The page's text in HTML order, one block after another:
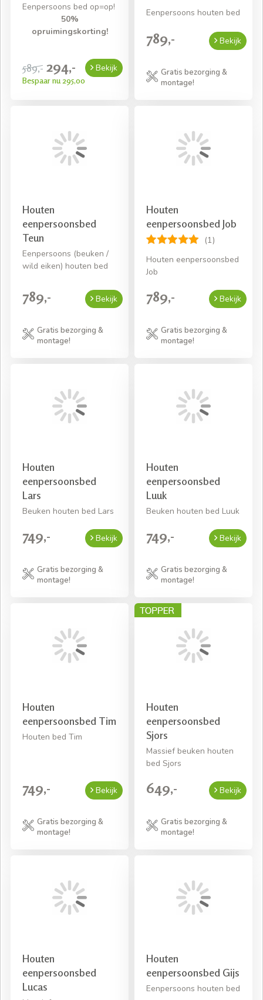
Eenpersoons bed op=op!
50%
opruimingskorting!
589,- 294,-
Bespaar nu 295,00
Bekijk
Eenpersoons houten bed
789,- Bekijk
Gratis bezorging &
montage!
Houten
eenpersoonsbed
Teun
Eenpersoons (beuken /
wild eiken) houten bed
789,- Bekijk
Gratis bezorging &
montage!
Houten
eenpersoonsbed Job
(1)
Houten eenpersoonsbed
Job
789,- Bekijk
Gratis bezorging &
montage!
Houten
eenpersoonsbed
Lars
Beuken houten bed Lars
749,- Bekijk
Gratis bezorging &
montage!
Houten
eenpersoonsbed
Luuk
Beuken houten bed Luuk
749,- Bekijk
Gratis bezorging &
montage!
Houten
eenpersoonsbed Tim
Houten bed Tim
749,- Bekijk
Gratis bezorging &
montage!
Houten
eenpersoonsbed
Sjors
Massief beuken houten
bed Sjors
649,- Bekijk
Gratis bezorging &
montage!
Houten
eenpersoonsbed
Lucas
Houten
eenpersoonsbed Gijs
Eenpersoons houten bed